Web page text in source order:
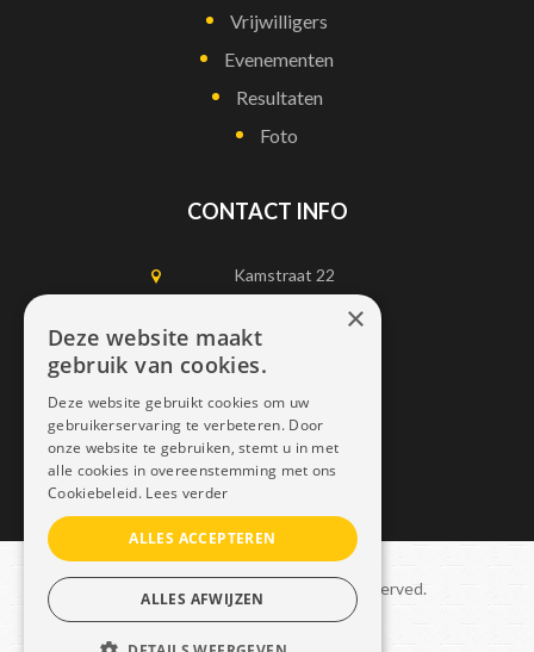
Vrijwilligers
Evenementen
Resultaten
Foto
CONTACT INFO
Kamstraat 22
1750 Lennik
0497452898
info@dais.be
Copyright © 2021 Dais. All rights reserved.
Sitemap–GDPR
×
Deze website maakt
gebruik van cookies.
Deze website gebruikt cookies om uw
gebruikerservaring te verbeteren. Door
onze website te gebruiken, stemt u in met
alle cookies in overeenstemming met ons
Cookiebeleid. Lees verder
ALLES ACCEPTEREN
ALLES AFWIJZEN